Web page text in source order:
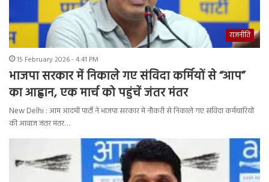
राजनीति
15 February 2026 - 4:41 PM
भाजपा सरकार में निकाले गए संविदा कर्मियों से “आप”
का आह्वान, एक मार्च को पहुंचें जंतर मंतर
New Delhi : आम आदमी पार्टी ने भाजपा सरकार में नौकरी से निकाले गए संविदा कर्मचारियों
की आवाज जंतर मंतर…